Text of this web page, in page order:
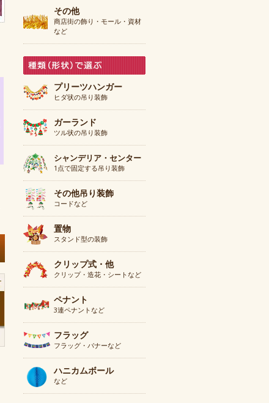
その他
商店街の飾り・モール・資材
など
プリーツハンガー
ヒダ状の吊り装飾
ガーランド
ツル状の吊り装飾
シャンデリア・センター
1点で固定する吊り装飾
その他吊り装飾
コードなど
置物
スタンド型の装飾
クリップ式・他
クリップ・造花・シートなど
ペナント
3連ペナントなど
フラッグ
フラッグ・バナーなど
ハニカムボール
など